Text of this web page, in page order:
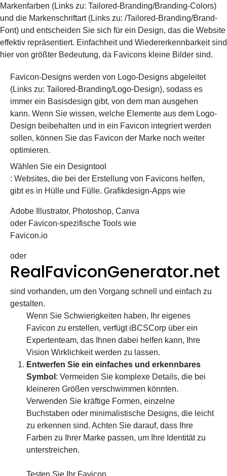
Markenfarben (Links zu: Tailored-Branding/Branding-Colors)
und die Markenschriftart (Links zu: /Tailored-Branding/Brand-
Font) und entscheiden Sie sich für ein Design, das die Website
effektiv repräsentiert. Einfachheit und Wiedererkennbarkeit sind
hier von größter Bedeutung, da Favicons kleine Bilder sind.
Favicon-Designs werden von Logo-Designs abgeleitet
(Links zu: Tailored-Branding/Logo-Design), sodass es
immer ein Basisdesign gibt, von dem man ausgehen
kann. Wenn Sie wissen, welche Elemente aus dem Logo-
Design beibehalten und in ein Favicon integriert werden
sollen, können Sie das Favicon der Marke noch weiter
optimieren.
Wählen Sie ein Designtool
: Websites, die bei der Erstellung von Favicons helfen,
gibt es in Hülle und Fülle. Grafikdesign-Apps wie
Adobe Illustrator, Photoshop, Canva
oder Favicon-spezifische Tools wie
Favicon.io
oder
RealFaviconGenerator.net
sind vorhanden, um den Vorgang schnell und einfach zu
gestalten.
Wenn Sie Schwierigkeiten haben, Ihr eigenes
Favicon zu erstellen, verfügt iBCSCorp über ein
Expertenteam, das Ihnen dabei helfen kann, Ihre
Vision Wirklichkeit werden zu lassen.
Entwerfen Sie ein einfaches und erkennbares
Symbol : Vermeiden Sie komplexe Details, die bei
kleineren Größen verschwimmen könnten.
Verwenden Sie kräftige Formen, einzelne
Buchstaben oder minimalistische Designs, die leicht
zu erkennen sind. Achten Sie darauf, dass Ihre
Farben zu Ihrer Marke passen, um Ihre Identität zu
unterstreichen.
Testen Sie Ihr Favicon